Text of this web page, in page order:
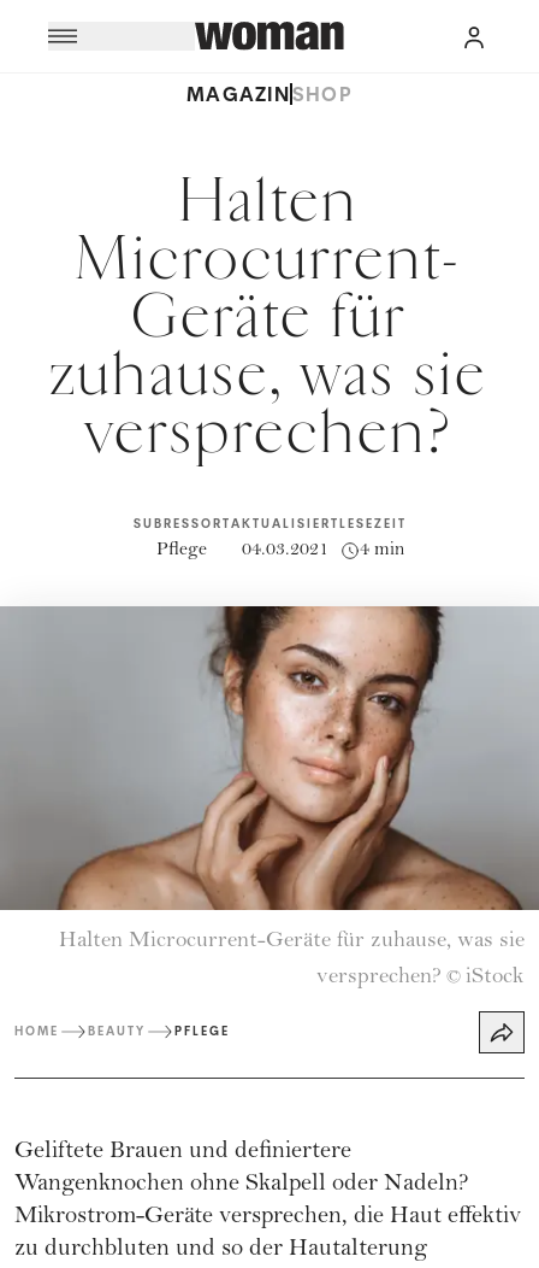
MAGAZINSHOP
Halten
Microcurrent-
Geräte für
zuhause, was sie
versprechen?
SUBRESSORT
Pflege
AKTUALISIERT
04.03.2021
LESEZEIT
4 min
Halten Microcurrent-Geräte für zuhause, was sie
versprechen? © iStock
HOME BEAUTY PFLEGE
Geliftete Brauen und definiertere
Wangenknochen ohne Skalpell oder Nadeln?
Mikrostrom-Geräte versprechen, die Haut effektiv
zu durchbluten und so der Hautalterung